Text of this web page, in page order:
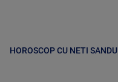
HOROSCOP CU NETI SANDU